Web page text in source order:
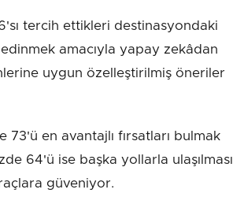
tercih ettikleri destinasyondaki
amacıyla yapay zekâdan
uygun özelleştirilmiş öneriler
73'ü en avantajlı fırsatları bulmak
64'ü ise başka yollarla ulaşılması
güveniyor.